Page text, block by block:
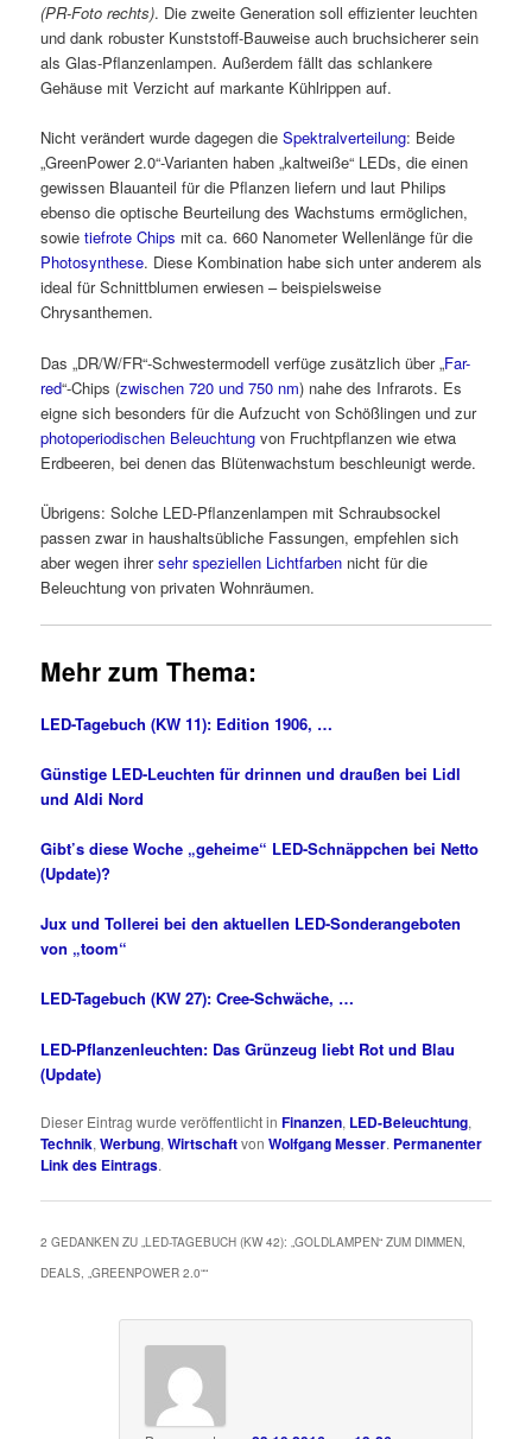
(PR-Foto rechts). Die zweite Generation soll effizienter leuchten
und dank robuster Kunststoff-Bauweise auch bruchsicherer sein
als Glas-Pflanzenlampen. Außerdem fällt das schlankere
Gehäuse mit Verzicht auf markante Kühlrippen auf.
Nicht verändert wurde dagegen dieSpektralverteilung: Beide
„GreenPower 2.0“-Varianten haben „kaltweiße“ LEDs, die einen
gewissen Blauanteil für die Pflanzen liefern und laut Philips
ebenso die optische Beurteilung des Wachstums ermöglichen,
sowietiefrote Chips mit ca. 660 Nanometer Wellenlänge für die
Photosynthese. Diese Kombination habe sich unter anderem als
ideal für Schnittblumen erwiesen – beispielsweise
Chrysanthemen.
Das „DR/W/FR“-Schwestermodell verfüge zusätzlich über „Far-
red“-Chips (zwischen 720 und 750 nm) nahe des Infrarots. Es
eigne sich besonders für die Aufzucht von Schößlingen und zur
photoperiodischen Beleuchtung von Fruchtpflanzen wie etwa
Erdbeeren, bei denen das Blütenwachstum beschleunigt werde.
Übrigens: Solche LED-Pflanzenlampen mit Schraubsockel
passen zwar in haushaltsübliche Fassungen, empfehlen sich
aber wegen ihrersehr speziellen Lichtfarben nicht für die
Beleuchtung von privaten Wohnräumen.
Mehr zum Thema:
LED-Tagebuch (KW 11): Edition 1906, …
Günstige LED-Leuchten für drinnen und draußen bei Lidl
und Aldi Nord
Gibt’s diese Woche „geheime“ LED-Schnäppchen bei Netto
(Update)?
Jux und Tollerei bei den aktuellen LED-Sonderangeboten
von „toom“
LED-Tagebuch (KW 27): Cree-Schwäche, …
LED-Pflanzenleuchten: Das Grünzeug liebt Rot und Blau
(Update)
Dieser Eintrag wurde veröffentlicht inFinanzen, LED-Beleuchtung,
Technik,Werbung,WirtschaftvonWolfgang Messer. Permanenter
Link des Eintrags.
2 GEDANKEN ZU „LED-TAGEBUCH (KW 42): „GOLDLAMPEN“ ZUM DIMMEN,
DEALS, „GREENPOWER 2.0““